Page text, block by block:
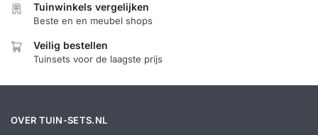
Tuinwinkels vergelijken
Beste en en meubel shops
Veilig bestellen
Tuinsets voor de laagste prijs
OVER TUIN-SETS.NL